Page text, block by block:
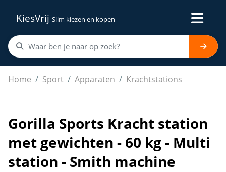
KiesVrij Slim kiezen en kopen
Home Sport Apparaten Krachtstations
Gorilla Sports Kracht station met gewichten - 60 kg -
Gorilla Sports Kracht station
met gewichten - 60 kg - Multi
station - Smith machine